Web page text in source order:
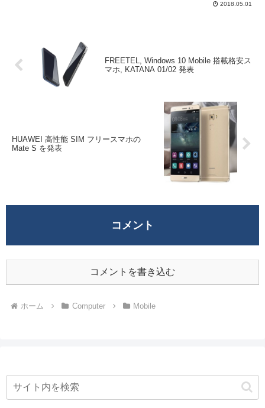
い。以下は Web ブラウザ版を利用するが
2018.05.01
FREETEL, Windows 10 Mobile 搭載格安ス
マホ, KATANA 01/02 発表
HUAWEI 高性能 SIM フリースマホの
Mate S を発表
コメント
コメントを書き込む
ホーム Computer Mobile